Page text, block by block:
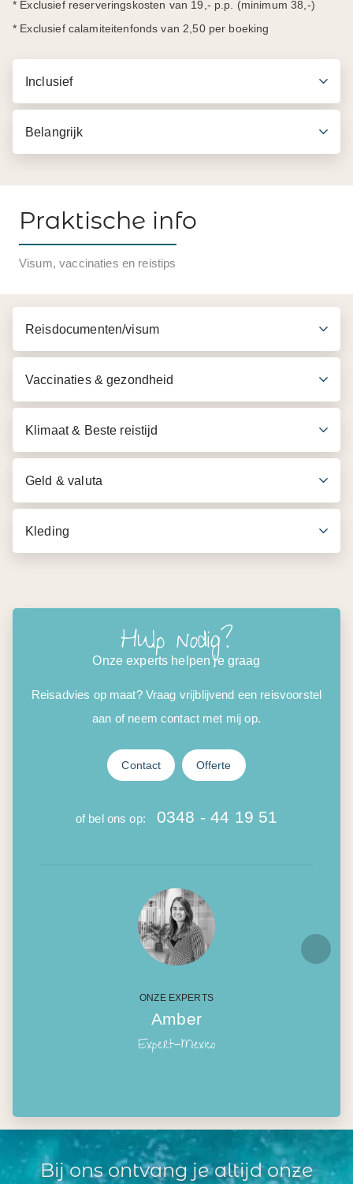
* Exclusief reserveringskosten van 19,- p.p. (minimum 38,-)
* Exclusief calamiteitenfonds van 2,50 per boeking
Inclusief
Belangrijk
Inbegrepen in de prijs
Begeleiding van een Engelssprekende gids
Entreegelden volgens programma
Praktische info
Visum, vaccinaties en reistips
Reisdocumenten/visum
Vaccinaties & gezondheid
Klimaat & Beste reistijd
Geld & valuta
Kleding
Hulp nodig?
Onze experts helpen je graag
Reisadvies op maat? Vraag vrijblijvend een reisvoorstel
aan of neem contact met mij op.
Contact Offerte
of bel ons op: 0348 - 44 19 51
ONZE EXPERTS
Amber
Expert-Mexico
Bij ons ontvang je altijd onze